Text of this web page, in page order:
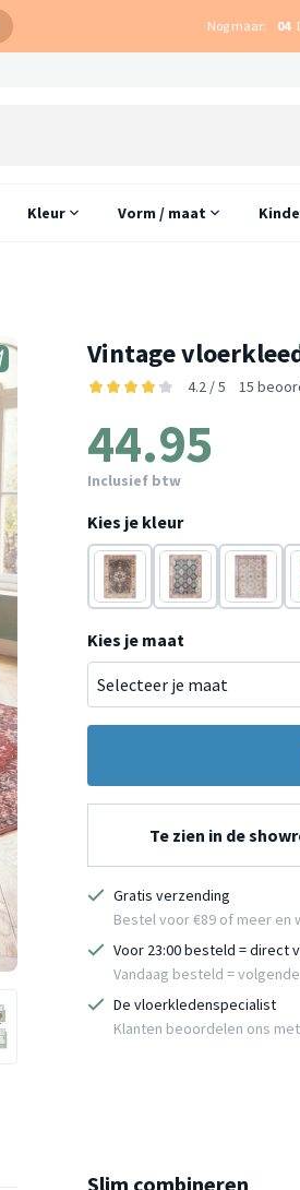
Nog maar: 04
Kleur Vorm / maat
Vintage
4.2 / 5 15
44.95
Inclusief btw
Kies je kleur
MulticolorMulticolorGroen
Kies je maat
Te zien in de
Gratis verzending
Bestel voor €89 of meer en
Voor 23:00 besteld = direct
Vandaag besteld =
De vloerkledenspecialist
Klanten beoordelen ons met
Slim combineren